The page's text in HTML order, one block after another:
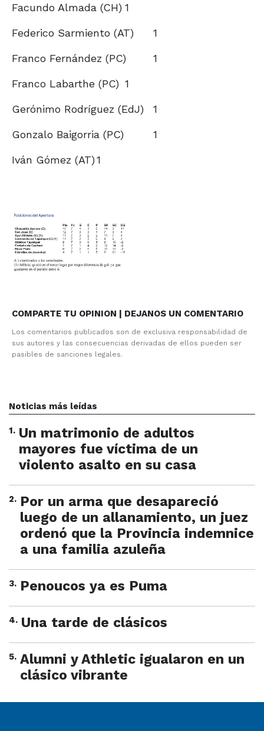
Facundo Almada (CH) 1
Federico Sarmiento (AT) 1
Franco Fernández (PC) 1
Franco Labarthe (PC) 1
Gerónimo Rodríguez (EdJ) 1
Gonzalo Baigorria (PC) 1
Iván Gómez (AT)1
COMPARTE TU OPINION | DEJANOS UN COMENTARIO
Los comentarios publicados son de exclusiva responsabilidad de
sus autores y las consecuencias derivadas de ellos pueden ser
pasibles de sanciones legales.
Noticias más leídas
1. Un matrimonio de adultos
mayores fue víctima de un
violento asalto en su casa
2. Por un arma que desapareció
luego de un allanamiento, un juez
ordenó que la Provincia indemnice
a una familia azuleña
3. Penoucos ya es Puma
4. Una tarde de clásicos
5. Alumni y Athletic igualaron en un
clásico vibrante